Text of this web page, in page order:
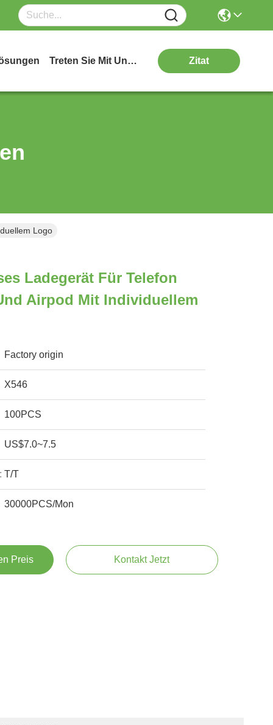
Treten Sie Mit Uns In Verbindung Zitat
Logo
Ladegerät Für Telefon
Airpod Mit Individuellem
Factory origin
X546
100PCS
US$7.0~7.5
T/T
30000PCS/Mon
Preis Kontakt Jetzt